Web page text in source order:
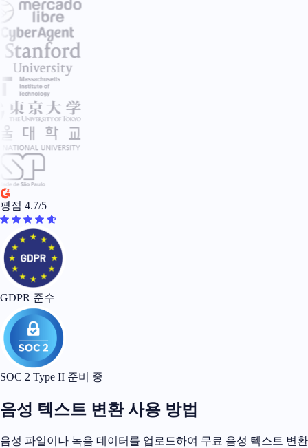
평점 4.7/5
GDPR 준수
SOC 2 Type II 준비 중
음성 텍스트 변환 사용 방법
음성 파일이나 녹음 데이터를 업로드하여 무료 음성 텍스트 변환